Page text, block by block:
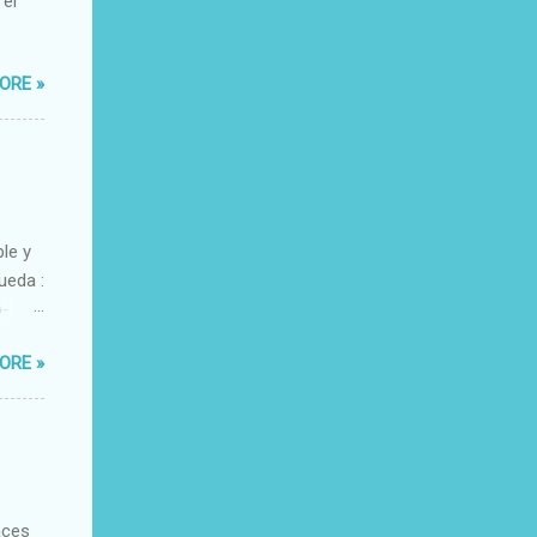
»
y
:
»